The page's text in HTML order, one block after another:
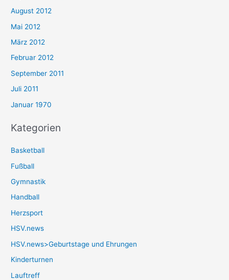
August 2012
Mai 2012
März 2012
Februar 2012
September 2011
Juli 2011
Januar 1970
Kategorien
Basketball
Fußball
Gymnastik
Handball
Herzsport
HSV.news
HSV.news>Geburtstage und Ehrungen
Kinderturnen
Lauftreff